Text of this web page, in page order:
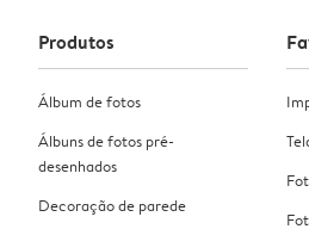
Produtos
Álbum de fotos
Álbuns de fotos pré-
desenhados
Decoração de parede